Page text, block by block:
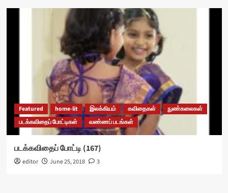
Featured home-lit இலக்கியம் கவிதைகள்
நுண்கலைகள்
படக்கவிதைப் போட்டிகள்
வண்ணப் படங்கள்
படக்கவிதைப் போட்டி (167)
editor June 25, 2018 3